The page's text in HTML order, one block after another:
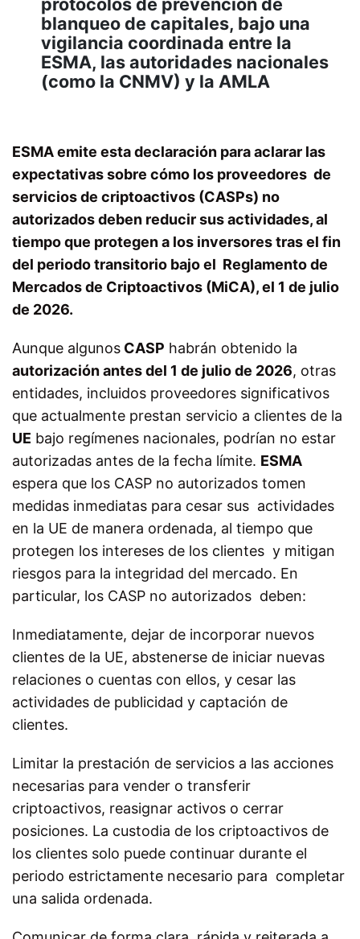
blanqueo de capitales, bajo una
vigilancia coordinada entre la
ESMA, las autoridades nacionales
(como la CNMV) y la AMLA
ESMA emite esta declaración para aclarar las
expectativas sobre cómo los proveedores de
servicios de criptoactivos (CASPs) no
autorizados deben reducir sus actividades, al
tiempo que protegen a los inversores tras el fin
del periodo transitorio bajo el Reglamento de
Mercados de Criptoactivos (MiCA), el 1 de julio
de 2026.
Aunque algunos CASP habrán obtenido la
autorización antes del 1 de julio de 2026, otras
entidades, incluidos proveedores significativos
que actualmente prestan servicio a clientes de la
UE bajo regímenes nacionales, podrían no estar
autorizadas antes de la fecha límite. ESMA
espera que los CASP no autorizados tomen
medidas inmediatas para cesar sus actividades
en la UE de manera ordenada, al tiempo que
protegen los intereses de los clientes y mitigan
riesgos para la integridad del mercado. En
particular, los CASP no autorizados deben:
Inmediatamente, dejar de incorporar nuevos
clientes de la UE, abstenerse de iniciar nuevas
relaciones o cuentas con ellos, y cesar las
actividades de publicidad y captación de
clientes.
Limitar la prestación de servicios a las acciones
necesarias para vender o transferir
criptoactivos, reasignar activos o cerrar
posiciones. La custodia de los criptoactivos de
los clientes solo puede continuar durante el
periodo estrictamente necesario para completar
una salida ordenada.